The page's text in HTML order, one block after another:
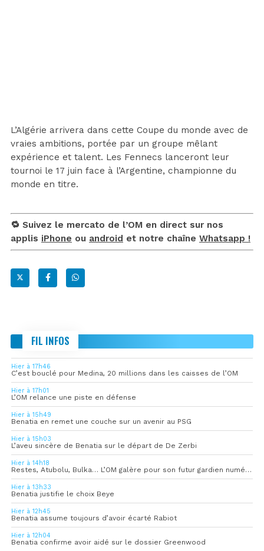
L’Algérie arrivera dans cette Coupe du monde avec de
vraies ambitions, portée par un groupe mêlant
expérience et talent. Les Fennecs lanceront leur
tournoi le 17 juin face à l’Argentine, championne du
monde en titre.
🔁 Suivez le mercato de l’OM en direct sur nos
applis iPhone ou android et notre chaîne Whatsapp !
FIL INFOS
Hier à 17h46
C’est bouclé pour Medina, 20 millions dans les caisses de l’OM
Hier à 17h01
L’OM relance une piste en défense
Hier à 15h49
Benatia en remet une couche sur un avenir au PSG
Hier à 15h03
L’aveu sincère de Benatia sur le départ de De Zerbi
Hier à 14h18
Restes, Atubolu, Bulka… L’OM galère pour son futur gardien numéro 1
Hier à 13h33
Benatia justifie le choix Beye
Hier à 12h45
Benatia assume toujours d’avoir écarté Rabiot
Hier à 12h04
Benatia confirme avoir aidé sur le dossier Greenwood